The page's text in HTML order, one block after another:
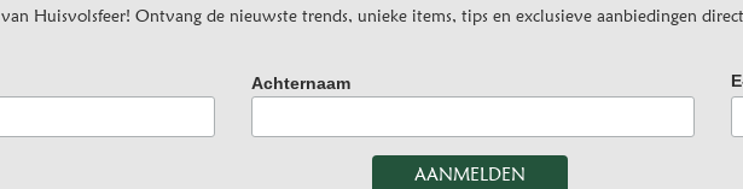
van Huisvolsfeer! Ontvang de nieuwste trends, unieke items, tips en exclusieve aanbiedingen
Achternaam